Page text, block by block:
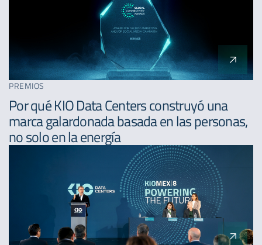
PREMIOS
Por qué KIO Data Centers construyó una
marca galardonada basada en las personas,
no solo en la energía